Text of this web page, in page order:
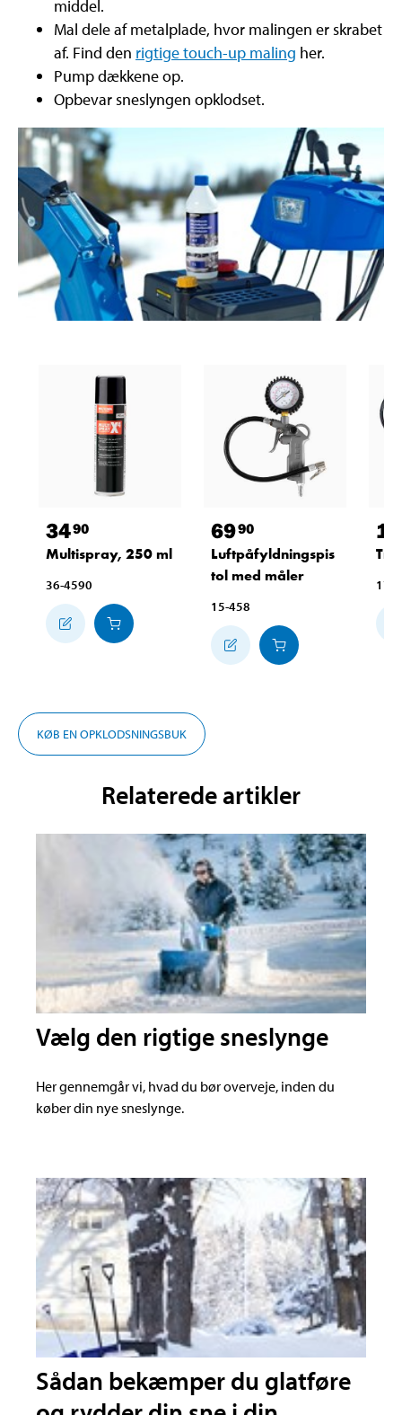
middel.
Mal dele af metalplade, hvor malingen er skrabet
af. Find den rigtige touch-up maling her.
Pump dækkene op.
Opbevar sneslyngen opklodset.
3490
Multispray, 250 ml
36-4590
6990
Luftpåfyldningspis
tol med måler
15-458
17-
KØB EN OPKLODSNINGSBUK
Relaterede artikler
Vælg den rigtige sneslynge
Her gennemgår vi, hvad du bør overveje, inden du
køber din nye sneslynge.
Sådan bekæmper du glatføre